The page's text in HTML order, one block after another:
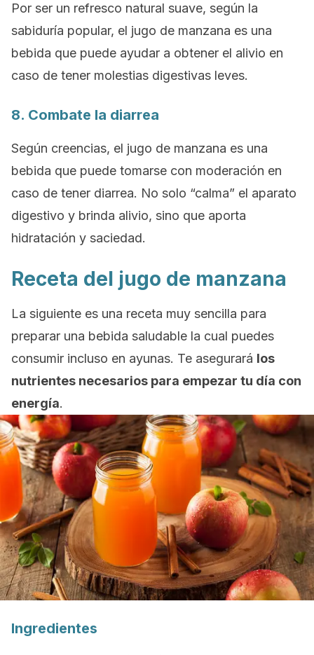
Por ser un refresco natural suave, según la
sabiduría popular, el jugo de manzana es una
bebida que puede ayudar a obtener el alivio en
caso de tener molestias digestivas leves.
8. Combate la diarrea
Según creencias, el jugo de manzana es una
bebida que puede tomarse con moderación en
caso de tener diarrea. No solo “calma” el aparato
digestivo y brinda alivio, sino que aporta
hidratación y saciedad.
Receta del jugo de manzana
La siguiente es una receta muy sencilla para
preparar una bebida saludable la cual puedes
consumir incluso en ayunas. Te asegurará los
nutrientes necesarios para empezar tu día con
energía.
Ingredientes